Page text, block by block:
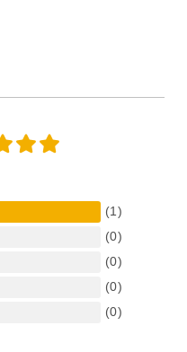
(1)
(0)
(0)
(0)
(0)